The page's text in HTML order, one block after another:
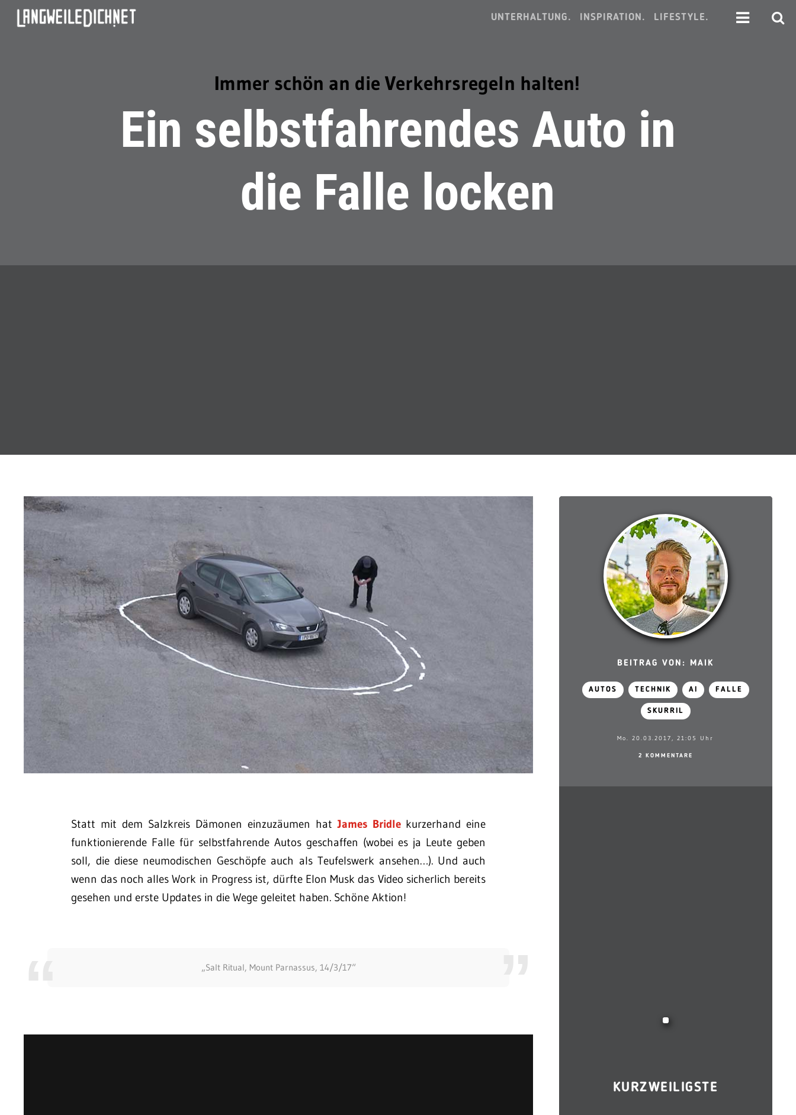
UNTERHALTUNG. INSPIRATION. LIFESTYLE.
Immer schön an die Verkehrsregeln halten!
Ein selbstfahrendes Auto in
die Falle locken
Statt mit dem Salzkreis Dämonen einzuzäumen hatJames Bridlekurzerhand eine
funktionierende Falle für selbstfahrende Autos geschaffen (wobei es ja Leute geben
soll, die diese neumodischen Geschöpfe auch als Teufelswerk ansehen…). Und auch
wenn das noch alles Work in Progress ist, dürfte Elon Musk das Video sicherlich bereits
gesehen und erste Updates in die Wege geleitet haben. Schöne Aktion!
„Salt Ritual, Mount Parnassus, 14/3/17“
BEITRAG VON: MAIK
AUTOS TECHNIK AI FALLE
SKURRIL
Mo. 20.03.2017, 21:05 Uhr
2 KOMMENTARE
KURZWEILIGSTE